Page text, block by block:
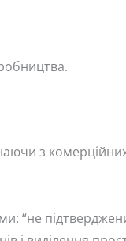
з
“не